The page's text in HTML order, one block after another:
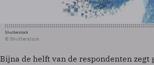
Shutterstock
© Shutterstock
Bijna de helft van de respondenten zegt